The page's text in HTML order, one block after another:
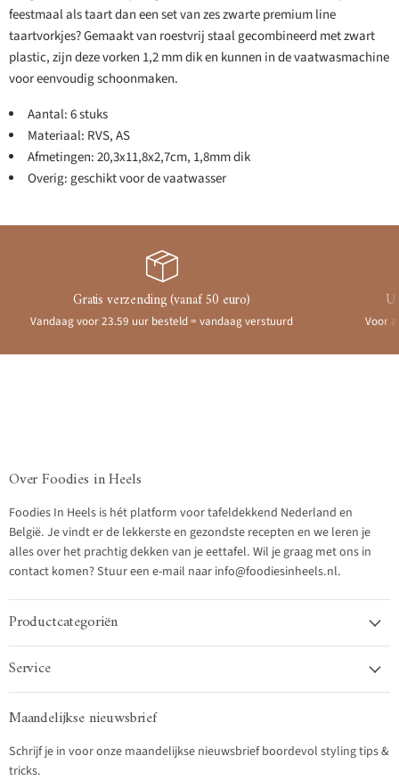
feestmaal als taart dan een set van zes zwarte premium line
taartvorkjes? Gemaakt van roestvrij staal gecombineerd met zwart
plastic, zijn deze vorken 1,2 mm dik en kunnen in de vaatwasmachine
voor eenvoudig schoonmaken.
Aantal: 6 stuks
Materiaal: RVS, AS
Afmetingen: 20,3x11,8x2,7cm, 1,8mm dik
Overig: geschikt voor de vaatwasser
Gratis verzending (vanaf 50 euro)
Vandaag voor 23.59 uur besteld = vandaag verstuurd Voor
Over Foodies in Heels
Foodies In Heels is hét platform voor tafeldekkend Nederland en
België. Je vindt er de lekkerste en gezondste recepten en we leren je
alles over het prachtig dekken van je eettafel. Wil je graag met ons in
contact komen? Stuur een e-mail naar info@foodiesinheels.nl.
Productcategoriën
Service
Maandelijkse nieuwsbrief
Schrijf je in voor onze maandelijkse nieuwsbrief boordevol styling tips &
tricks.